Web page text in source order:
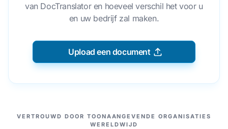
van DocTranslator en hoeveel verschil het voor u
en uw bedrijf zal maken.
Upload een document
ONZE PARTNERS
VERTROUWD DOOR TOONAANGEVENDE ORGANISATIES
WERELDWIJD